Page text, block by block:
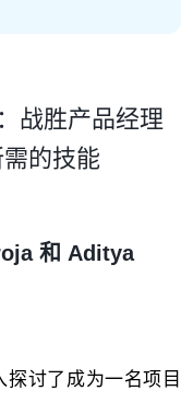
战胜产品经理
的技能
和 Aditya
探讨了成为一名项目